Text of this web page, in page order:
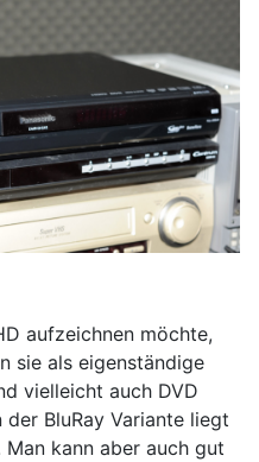
aufzeichnen möchte,
sie als eigenständige
vielleicht auch DVD
BluRay Variante liegt
kann aber auch gut